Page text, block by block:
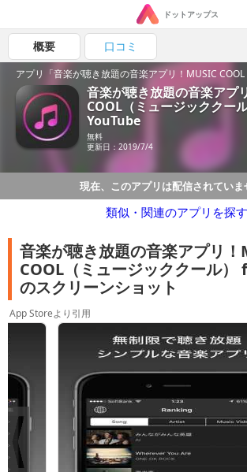
ドットアップス
概要 口コミ
音楽が聴き放題の音楽アプ
COOL（ミュージッククー
YouTube
無料
更新日：2019/7/4
現在、このアプリは配信されていま
類似・関連のアプリを探す
音楽が聴き放題の音楽アプリ！
COOL（ミュージッククール
のスクリーンショット
App Storeより引用